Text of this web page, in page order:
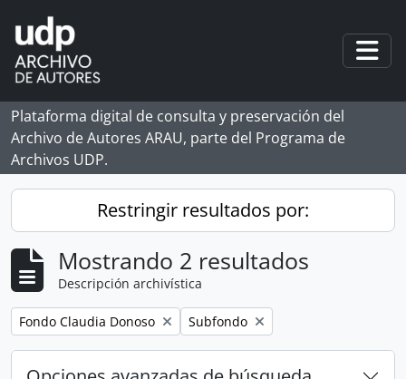
Skip to main content
Plataforma digital de consulta y preservación del
Archivo de Autores ARAU, parte del Programa de
Archivos UDP.
Restringir resultados por:
Mostrando 2 resultados
Descripción archivística
Remove filter:
Fondo Claudia Donoso Remove filter:
Subfondo